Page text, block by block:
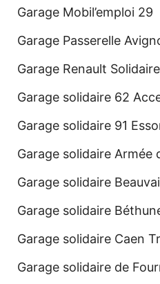
Garage Mobil’emploi 29
Garage Passerelle
Garage Renault Solidaire
Garage solidaire 62
Garage solidaire 91
Garage solidaire Armée
Garage solidaire
Garage solidaire
Garage solidaire Caen
Garage solidaire de